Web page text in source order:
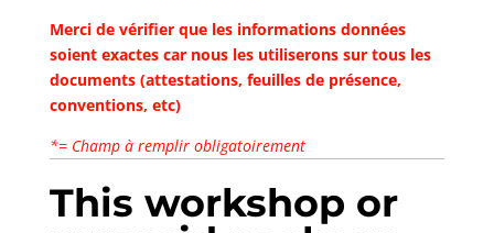
Merci de vérifier que les informations données
soient exactes car nous les utiliserons sur tous les
documents (attestations, feuilles de présence,
conventions, etc)
*= Champ à remplir obligatoirement
This workshop or